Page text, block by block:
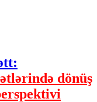
dönüş